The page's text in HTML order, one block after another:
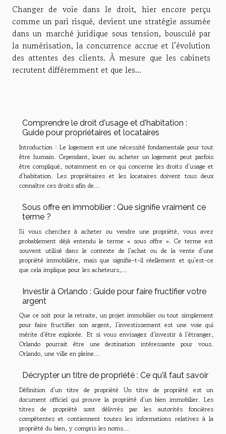
juridique
Changer de voie dans le droit, hier encore perçu
comme un pari risqué, devient une stratégie assumée
dans un marché juridique sous tension, bousculé par
la numérisation, la concurrence accrue et l’évolution
des attentes des clients. À mesure que les cabinets
recrutent différemment et que les...
Comprendre le droit d'usage et d'habitation :
Guide pour propriétaires et locataires
Introduction : Le logement est une nécessité fondamentale pour tout
être humain. Cependant, louer ou acheter un logement peut parfois
être compliqué, notamment en ce qui concerne les droits d'usage et
d'habitation. Les propriétaires et les locataires doivent tous deux
connaître ces droits afin de...
Sous offre en immobilier : Que signifie vraiment ce
terme ?
Si vous cherchez à acheter ou vendre une propriété, vous avez
probablement déjà entendu le terme « sous offre ». Ce terme est
souvent utilisé dans le contexte de l'achat ou de la vente d'une
propriété immobilière, mais que signifie-t-il réellement et qu'est-ce
que cela implique pour les acheteurs,...
Investir à Orlando : Guide pour faire fructifier votre
argent
Que ce soit pour la retraite, un projet immobilier ou tout simplement
pour faire fructifier son argent, l'investissement est une voie qui
mérite d'être explorée. Et si vous envisagez d'investir à l'étranger,
Orlando pourrait être une destination intéressante pour vous.
Orlando, une ville en pleine...
Décrypter un titre de propriété : Ce qu'il faut savoir
Définition d'un titre de propriété Un titre de propriété est un
document officiel qui prouve la propriété d'un bien immobilier. Les
titres de propriété sont délivrés par les autorités foncières
compétentes et contiennent toutes les informations relatives à la
propriété du bien, y compris les noms...